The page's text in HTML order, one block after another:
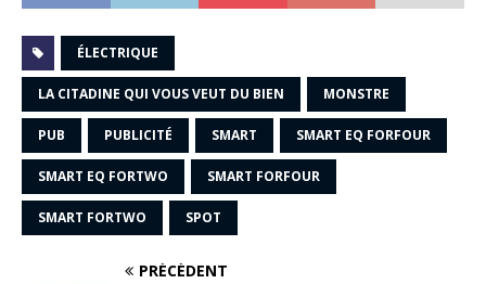
ÉLECTRIQUE
LA CITADINE QUI VOUS VEUT DU BIEN MONSTRE
PUB PUBLICITÉ SMART SMART EQ FORFOUR
SMART EQ FORTWO SMART FORFOUR
SMART FORTWO SPOT
PRÉCÉDENT